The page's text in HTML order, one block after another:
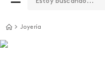
Joyería